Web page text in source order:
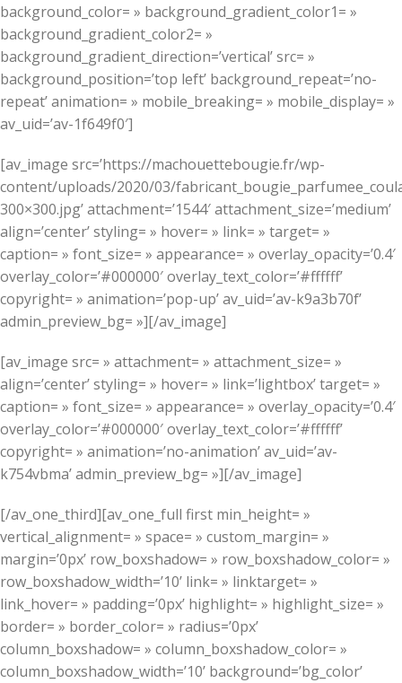
background_color= » background_gradient_color1= »
background_gradient_color2= »
background_gradient_direction=’vertical’ src= »
background_position=’top left’ background_repeat=’no-
repeat’ animation= » mobile_breaking= » mobile_display= »
av_uid=’av-1f649f0′]
[av_image src=’https://machouettebougie.fr/wp-
content/uploads/2020/03/
300×300.jpg’ attachment=’1544′ attachment_size=’medium’
align=’center’ styling= » hover= » link= » target= »
caption= » font_size= » appearance= » overlay_opacity=’0.4′
overlay_color=’#000000′ overlay_text_color=’#ffffff’
copyright= » animation=’pop-up’ av_uid=’av-k9a3b70f’
admin_preview_bg= »][/av_image]
[av_image src= » attachment= » attachment_size= »
align=’center’ styling= » hover= » link=’lightbox’ target= »
caption= » font_size= » appearance= » overlay_opacity=’0.4′
overlay_color=’#000000′ overlay_text_color=’#ffffff’
copyright= » animation=’no-animation’ av_uid=’av-
k754vbma’ admin_preview_bg= »][/av_image]
[/av_one_third][av_one_full first min_height= »
vertical_alignment= » space= » custom_margin= »
margin=’0px’ row_boxshadow= » row_boxshadow_color= »
row_boxshadow_width=’10’ link= » linktarget= »
link_hover= » padding=’0px’ highlight= » highlight_size= »
border= » border_color= » radius=’0px’
column_boxshadow= » column_boxshadow_color= »
column_boxshadow_width=’10’ background=’bg_color’